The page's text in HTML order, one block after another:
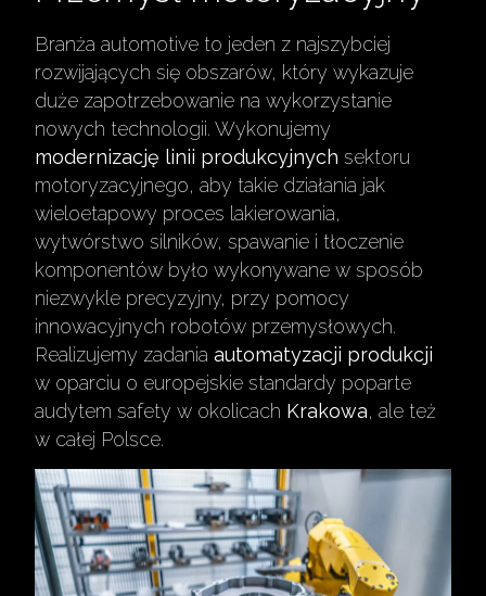
Branża automotive to jeden z najszybciej
rozwijających się obszarów, który wykazuje
duże zapotrzebowanie na wykorzystanie
nowych technologii. Wykonujemy
modernizację linii produkcyjnychsektoru
motoryzacyjnego, aby takie działania jak
wieloetapowy proces lakierowania,
wytwórstwo silników, spawanie i tłoczenie
komponentów było wykonywane w sposób
niezwykle precyzyjny, przy pomocy
innowacyjnych robotów przemysłowych.
Realizujemy zadania automatyzacji produkcji
w oparciu o europejskie standardy poparte
audytem safety w okolicach Krakowa, ale też
w całej Polsce.